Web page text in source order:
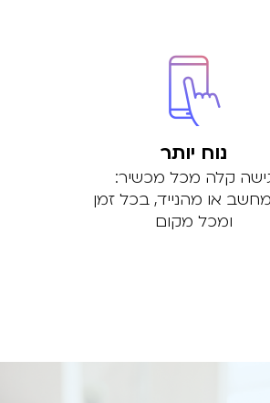
נוח יותר
קלה מכל מכשיר:
או מהנייד, בכל זמן
ומכל מקום